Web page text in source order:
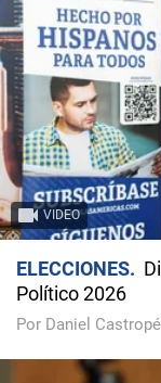
VIDEO
ELECCIONES
Político 2026
Por Daniel Castropé